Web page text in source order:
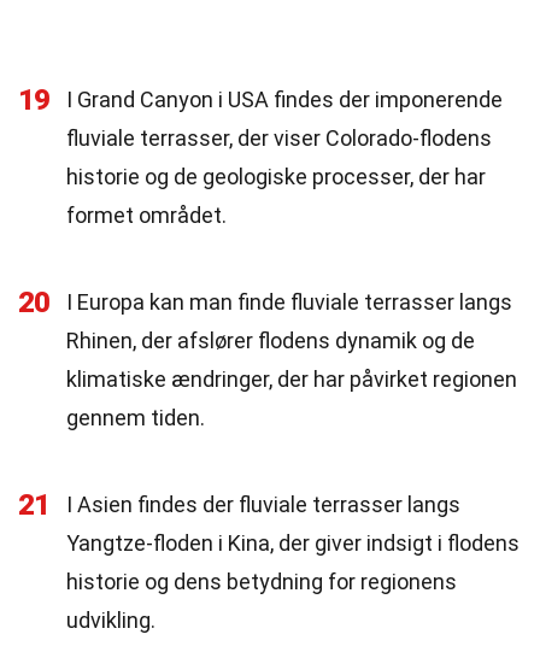
19
I Grand Canyon i USA findes der imponerende
fluviale terrasser, der viser Colorado-flodens
historie og de geologiske processer, der har
formet området.
20
I Europa kan man finde fluviale terrasser langs
Rhinen, der afslører flodens dynamik og de
klimatiske ændringer, der har påvirket regionen
gennem tiden.
21
I Asien findes der fluviale terrasser langs
Yangtze-floden i Kina, der giver indsigt i flodens
historie og dens betydning for regionens
udvikling.